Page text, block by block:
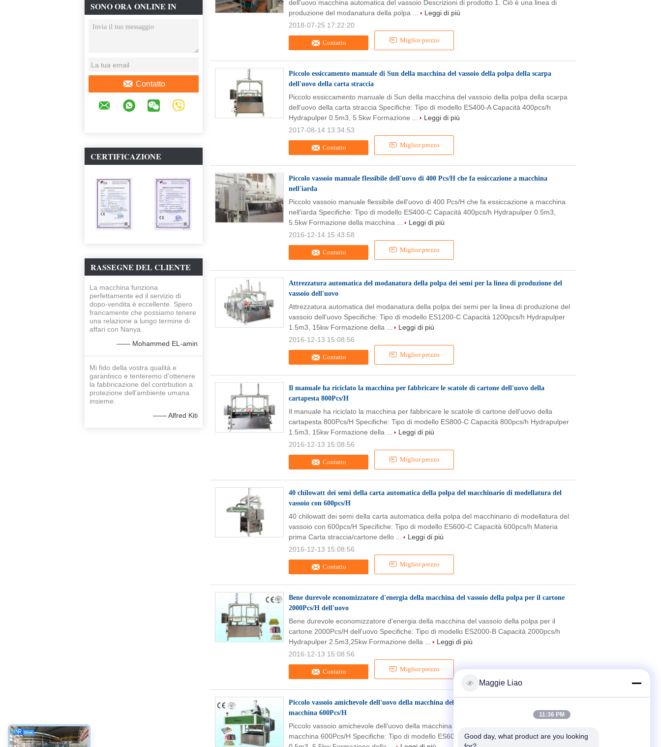
SONO ORA ONLINE IN
CHAT
Contatto
CERTIFICAZIONE
RASSEGNE DEL CLIENTE
La macchina funziona
perfettamente ed il servizio di
dopo-vendita è eccellente. Spero
francamente che possiamo tenere
una relazione a lungo termine di
affari con Nanya.
—— Mohammed EL-amin
Mi fido della vostra qualità e
garantisco e tenteremo d'ottenere
la fabbricazione del contrbution a
protezione dell'ambiente umana
insieme.
—— Alfred Kiti
Contatto Miglior prezzo
dell'uovo macchina automatica del vassoio Descrizioni di prodotto 1. Ciò è una linea di
produzione del modanatura della polpa ...
Leggi di più
2018-07-25 17:22:20
Piccolo essiccamento manuale di Sun della macchina del vassoio della polpa della scarpa
dell'uovo della carta straccia
Contatto Miglior prezzo
Piccolo essiccamento manuale di Sun della macchina del vassoio della polpa della scarpa
dell'uovo della carta straccia Specifiche: Tipo di modello ES400-A Capacità 400pcs/h
Hydrapulper 0.5m3, 5.5kw Formazione ...
Leggi di più
2017-08-14 13:34:53
Piccolo vassoio manuale flessibile dell'uovo di 400 Pcs/H che fa essiccazione a macchina
nell'iarda
Contatto Miglior prezzo
Piccolo vassoio manuale flessibile dell'uovo di 400 Pcs/H che fa essiccazione a macchina
nell'iarda Specifiche: Tipo di modello ES400-C Capacità 400pcs/h Hydrapulper 0.5m3,
5.5kw Formazione della macchina ...
Leggi di più
2016-12-14 15:43:58
Attrezzatura automatica del modanatura della polpa dei semi per la linea di produzione del
vassoio dell'uovo
Contatto Miglior prezzo
Attrezzatura automatica del modanatura della polpa dei semi per la linea di produzione del
vassoio dell'uovo Specifiche: Tipo di modello ES1200-C Capacità 1200pcs/h Hydrapulper
1.5m3, 15kw Formazione della ...
Leggi di più
2016-12-13 15:08:56
Il manuale ha riciclato la macchina per fabbricare le scatole di cartone dell'uovo della
cartapesta 800Pcs/H
Contatto Miglior prezzo
Il manuale ha riciclato la macchina per fabbricare le scatole di cartone dell'uovo della
cartapesta 800Pcs/H Specifiche: Tipo di modello ES800-C Capacità 800pcs/h Hydrapulper
1.5m3, 15kw Formazione della ...
Leggi di più
2016-12-13 15:08:56
40 chilowatt dei semi della carta automatica della polpa del macchinario di modellatura del
vassoio con 600pcs/H
Contatto Miglior prezzo
40 chilowatt dei semi della carta automatica della polpa del macchinario di modellatura del
vassoio con 600pcs/H Specifiche: Tipo di modello ES600-C Capacità 600pcs/h Materia
prima Carta straccia/cartone dello ...
Leggi di più
2016-12-13 15:08:56
Bene durevole economizzatore d'energia della macchina del vassoio della polpa per il cartone
2000Pcs/H dell'uovo
Contatto Miglior prezzo
Bene durevole economizzatore d'energia della macchina del vassoio della polpa per il
cartone 2000Pcs/H dell'uovo Specifiche: Tipo di modello ES2000-B Capacità 2000pcs/h
Hydrapulper 2.5m3,25kw Formazione della ...
Leggi di più
2016-12-13 15:08:56
Piccolo vassoio amichevole dell'uovo della macchina del vassoio della polpa di Eco che fa
macchina 600Pcs/H
Piccolo vassoio amichevole dell'uovo della macchina del vassoio della polpa di Eco che fa
macchina 600Pcs/H Specifiche: Tipo di modello ES600-A Capacità 600pcs/h Hydrapulper
Maggie Liao
11:36 PM
Good day, what product are you looking